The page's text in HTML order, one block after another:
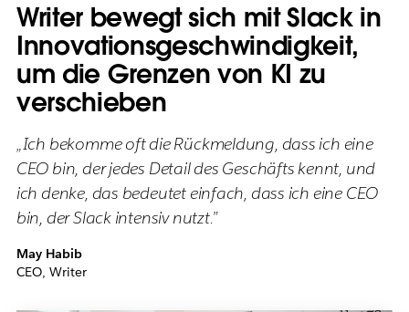
Writer bewegt sich mit Slack in
Innovationsgeschwindigkeit,
um die Grenzen von KI zu
verschieben
„Ich bekomme oft die Rückmeldung, dass ich eine
CEO bin, der jedes Detail des Geschäfts kennt, und
ich denke, das bedeutet einfach, dass ich eine CEO
bin, der Slack intensiv nutzt.”
May Habib
CEO, Writer